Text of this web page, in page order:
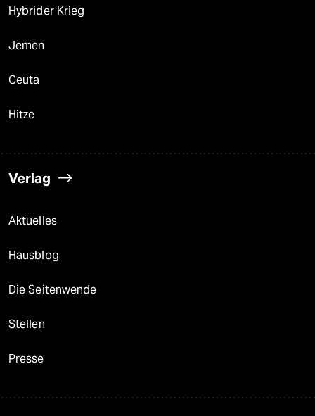
Hybrider Krieg
Jemen
Ceuta
Hitze
Verlag
Aktuelles
Hausblog
Die Seitenwende
Stellen
Presse